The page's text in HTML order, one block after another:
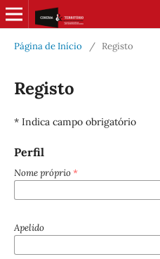
Página de Início / Registo
Registo
* Indica campo obrigatório
Perfil
Nome próprio *
Apelido